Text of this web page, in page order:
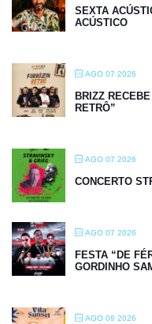
SEXTA
ACÚSTICO
AGO 07 2026
BRIZZ
RETRÔ”
AGO 07 2026
CONCERTO
AGO 07 2026
FESTA “DE
GORDINHO
AGO 08 2026